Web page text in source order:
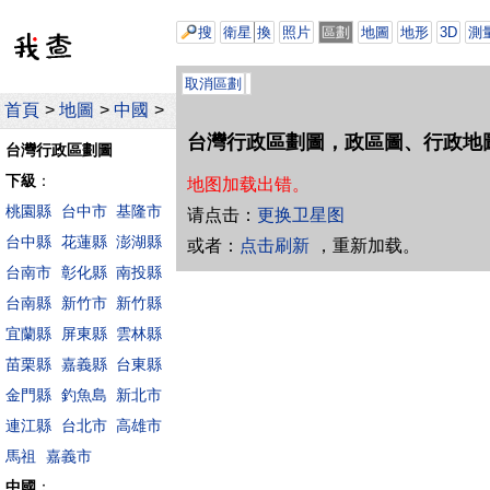
首頁 > 地圖 > 中國 >
台灣行政區劃圖
下級 ：
桃園縣
台中市 基隆市
台中縣 花蓮縣 澎湖縣
台南市 彰化縣 南投縣
台南縣
新竹市 新竹縣
宜蘭縣
屏東縣 雲林縣
苗栗縣 嘉義縣 台東縣
金門縣 釣魚島
新北市
連江縣
台北市 高雄市
馬祖
嘉義市
搜 衛星 換 照片 區劃 地圖 地形 3D 測
取消區劃
台灣行政區劃圖，政區圖、行政地
地图加载出错。
请点击： 更换卫星图
或者： 点击刷新 ，重新加载。